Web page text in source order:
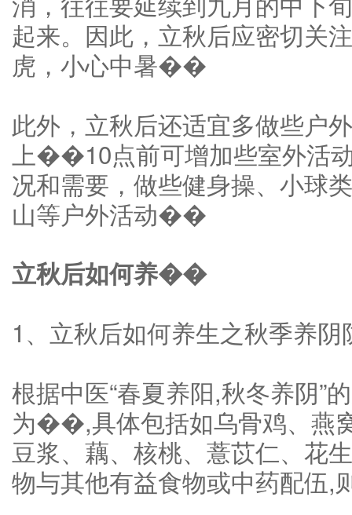
起来。因此，立秋后应密切关
虎，小心中暑��
此外，立秋后还适宜多做些户
上��10点前可增加些室外活
况和需要，做些健身操、小球
山等户外活动��
立秋后如何养��
1、立秋后如何养生之秋季养阴
根据中医“春夏养阳,秋冬养阴
为��,具体包括如乌骨鸡、燕
豆浆、藕、核桃、薏苡仁、
物与其他有益食物或中药配